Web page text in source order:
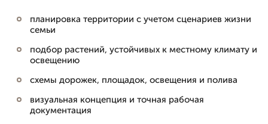
планировка территории с учетом сценариев жизни
семьи
подбор растений, устойчивых к местному климату и
освещению
схемы дорожек, площадок, освещения и полива
визуальная концепция и точная рабочая
документация